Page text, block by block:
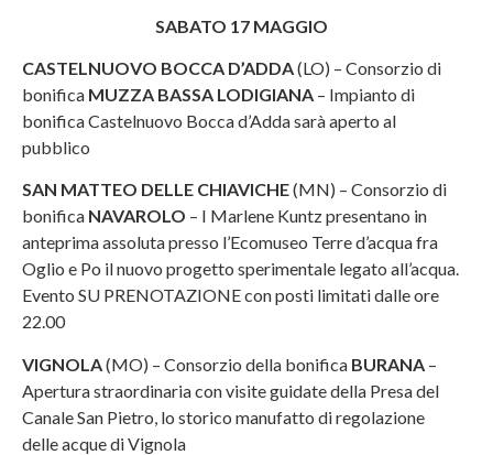
SABATO 17 MAGGIO
CASTELNUOVO BOCCA D’ADDA(LO) – Consorzio di
bonifica MUZZA BASSA LODIGIANA – Impianto di
bonifica Castelnuovo Bocca d’Adda sarà aperto al
pubblico
SAN MATTEO DELLE CHIAVICHE(MN) – Consorzio di
bonifica NAVAROLO – I Marlene Kuntz presentano in
anteprima assoluta presso l’Ecomuseo Terre d’acqua fra
Oglio e Po il nuovo progetto sperimentale legato all’acqua.
Evento SU PRENOTAZIONE con posti limitati dalle ore
22.00
VIGNOLA(MO) – Consorzio della bonifica BURANA –
Apertura straordinaria con visite guidate della Presa del
Canale San Pietro, lo storico manufatto di regolazione
delle acque di Vignola